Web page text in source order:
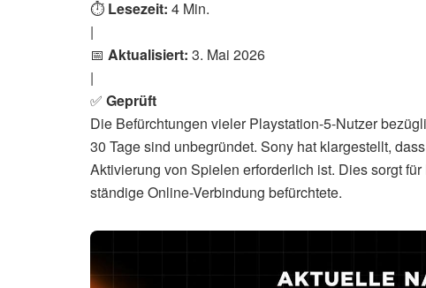
⏱️ Lesezeit: 4 Min.
|
📅 Aktualisiert: 3. Mai 2026
|
✅ Geprüft
Die Befürchtungen vieler Playstation-5-Nutzer
30 Tage sind unbegründet. Sony hat klargestellt,
Aktivierung von Spielen erforderlich ist. Dies sorgt
ständige Online-Verbindung befürchtete.